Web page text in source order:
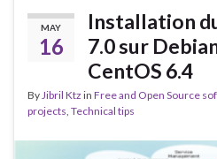
MAY
16
Installation
7.0 sur
CentOS 6.4
By Jibril Ktz in Free and Open Source
projects Technical tips